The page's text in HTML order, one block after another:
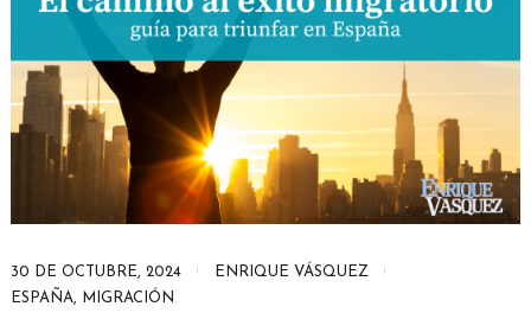
30 DE OCTUBRE, 2024
ENRIQUE VÁSQUEZ
ESPAÑA, MIGRACIÓN